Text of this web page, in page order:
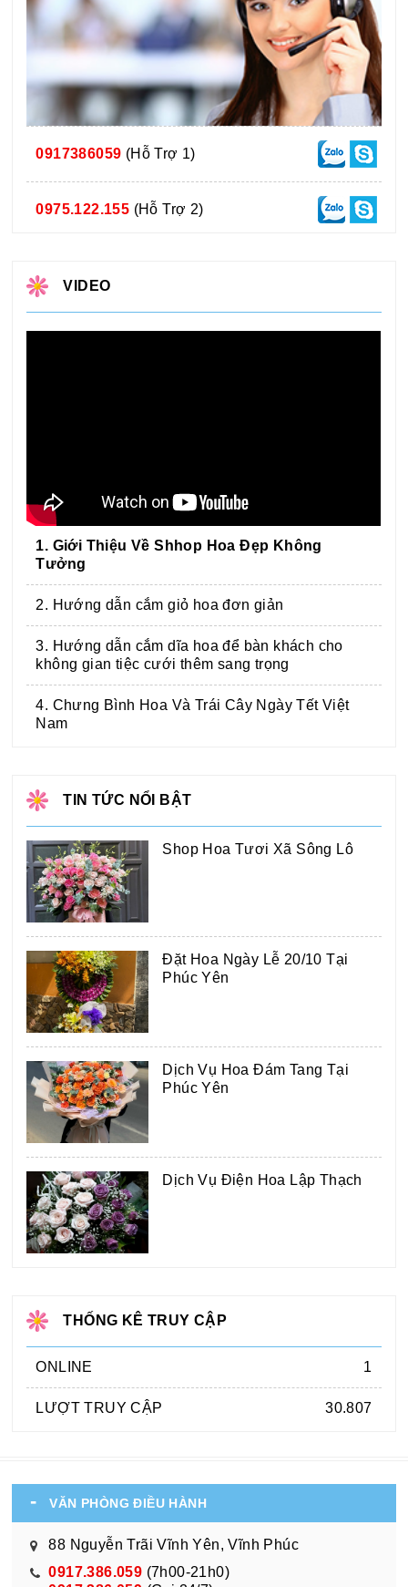
0917386059 (Hỗ Trợ 1)
0975.122.155 (Hỗ Trợ 2)
VIDEO
1. Giới Thiệu Về Shhop Hoa Đẹp Không
Tưởng
2. Hướng dẫn cắm giỏ hoa đơn giản
3. Hướng dẫn cắm dĩa hoa để bàn khách cho
không gian tiệc cưới thêm sang trọng
4. Chưng Bình Hoa Và Trái Cây Ngày Tết Việt
Nam
TIN TỨC NỔI BẬT
Shop Hoa Tươi Xã Sông Lô
Đặt Hoa Ngày Lễ 20/10 Tại
Phúc Yên
Dịch Vụ Hoa Đám Tang Tại
Phúc Yên
Dịch Vụ Điện Hoa Lập Thạch
THỐNG KÊ TRUY CẬP
ONLINE 1
LƯỢT TRUY CẬP 30.807
VĂN PHÒNG ĐIỀU HÀNH
88 Nguyễn Trãi Vĩnh Yên, Vĩnh Phúc
0917.386.059 (7h00-21h0)